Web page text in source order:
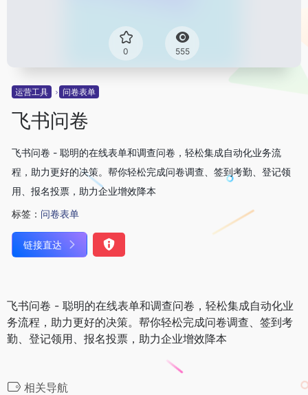
0 555
运营工具 问卷表单
飞书问卷
飞书问卷 - 聪明的在线表单和调查问卷，轻松集成自动化业务流
程，助力更好的决策。帮你轻松完成问卷调查、签到考勤、登记领
用、报名投票，助力企业增效降本
标签： 问卷表单
链接直达
飞书问卷 - 聪明的在线表单和调查问卷，轻松集成自动化业
务流程，助力更好的决策。帮你轻松完成问卷调查、签到考
勤、登记领用、报名投票，助力企业增效降本
相关导航